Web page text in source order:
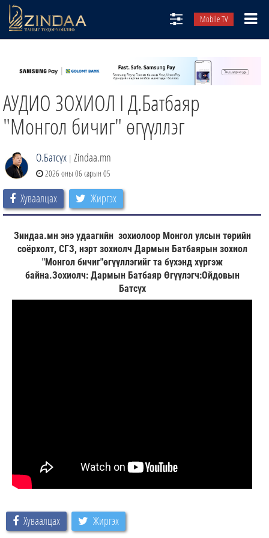
Mobile TV
ТВ8
ӨГЛӨӨНИЙ СОНИН
АУДИО ЗОХИОЛ
АУДИО ЗОХИОЛ I Д.Батбаяр
"Монгол бичиг" өгүүллэг
О.Батсүх | Zindaa.mn
2026 оны 06 сарын 05
Хуваалцах Жиргэх
Зиндаа.мн энэ удаагийн зохиолоор Монгол улсын төрийн
соёрхолт, СГЗ, нэрт зохиолч Дармын Батбаярын зохиол
"Монгол бичиг"өгүүллэгийг та бүхэнд хүргэж
байна.Зохиолч: Дармын Батбаяр Өгүүлэгч:Ойдовын
Батсүх
Хуваалцах Жиргэх